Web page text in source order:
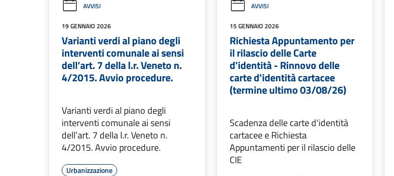
AVVISI
19 GENNAIO 2026
Varianti verdi al piano degli
interventi comunale ai sensi
dell’art. 7 della l.r. Veneto n.
4/2015. Avvio procedure.
Varianti verdi al piano degli
interventi comunale ai sensi
dell’art. 7 della l.r. Veneto n.
4/2015. Avvio procedure.
Urbanizzazione
AVVISI
15 GENNAIO 2026
Richiesta Appuntamento per
il rilascio delle Carte
d'identità - Rinnovo delle
carte d'identità cartacee
(termine ultimo 03/08/26)
Scadenza delle carte d'identità
cartacee e Richiesta
Appuntamenti per il rilascio delle
CIE